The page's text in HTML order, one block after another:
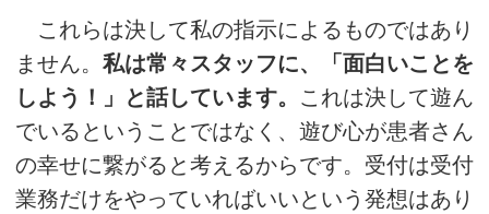
これらは決して私の指示によるものではあり
ません。 私は常々スタッフに、「面白いことを
しよう！」と話しています。 これは決して遊ん
でいるということではなく、遊び心が患者さん
の幸せに繋がると考えるからです。受付は受付
業務だけをやっていればいいという発想はあり